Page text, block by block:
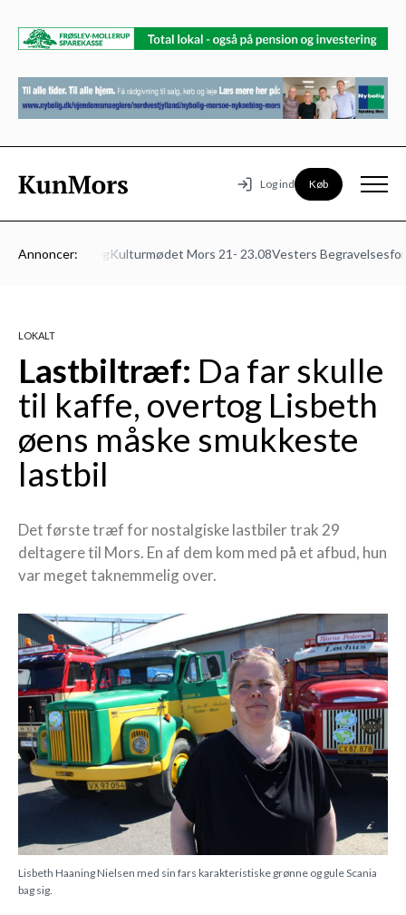
Log ind Køb
Annoncer:
Klinik Foldberg Kulturmødet Mors 21- 23.08Vesters
LOKALT
Lastbiltræf: Da far skulle
til kaffe, overtog Lisbeth
øens måske smukkeste
lastbil
Det første træf for nostalgiske lastbiler trak 29
deltagere til Mors. En af dem kom med på et afbud, hun
var meget taknemmelig over.
Lisbeth Haaning Nielsen med sin fars karakteristiske grønne og gule Scania
bag sig.